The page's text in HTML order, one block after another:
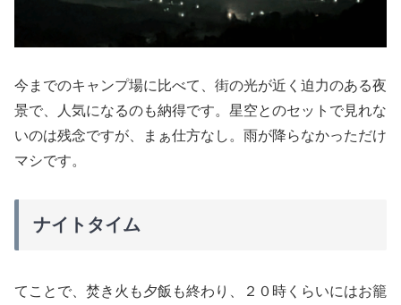
今までのキャンプ場に比べて、街の光が近く迫力のある夜
景で、人気になるのも納得です。星空とのセットで見れな
いのは残念ですが、まぁ仕方なし。雨が降らなかっただけ
マシです。
ナイトタイム
てことで、焚き火も夕飯も終わり、２０時くらいにはお籠